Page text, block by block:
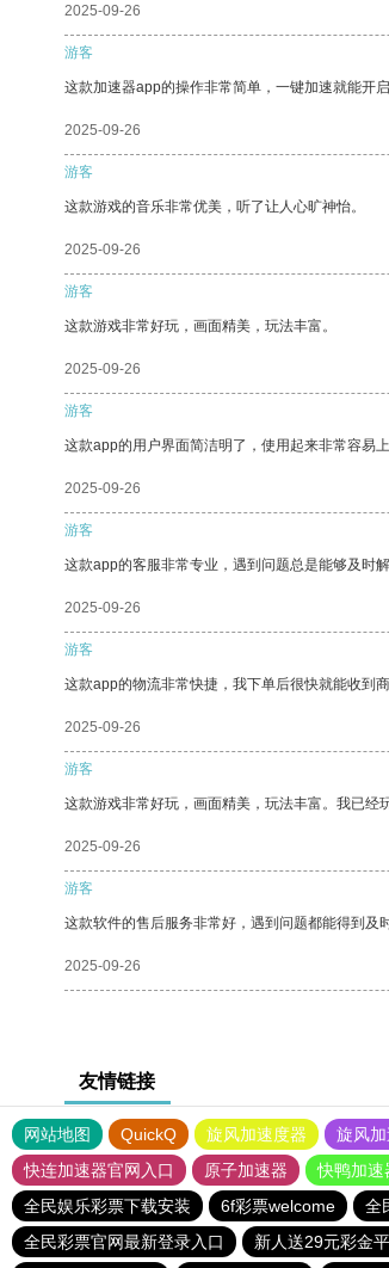
2025-09-26
游客
这款加速器app的操作非常简单，一键加速就能开启
2025-09-26
游客
这款游戏的音乐非常优美，听了让人心旷神怡。
2025-09-26
游客
这款游戏非常好玩，画面精美，玩法丰富。
2025-09-26
游客
这款app的用户界面简洁明了，使用起来非常容易
2025-09-26
游客
这款app的客服非常专业，遇到问题总是能够及时
2025-09-26
游客
这款app的物流非常快捷，我下单后很快就能收到商
2025-09-26
游客
这款游戏非常好玩，画面精美，玩法丰富。我已经
2025-09-26
游客
这款软件的售后服务非常好，遇到问题都能得到及
2025-09-26
友情链接
网站地图 QuickQ 旋风加速度器 旋风加
快连加速器官网入口
原子加速器 快鸭加速
全民娱乐彩票下载安装
6f彩票welcome 全
全民彩票官网最新登录入口
新人送29元彩金